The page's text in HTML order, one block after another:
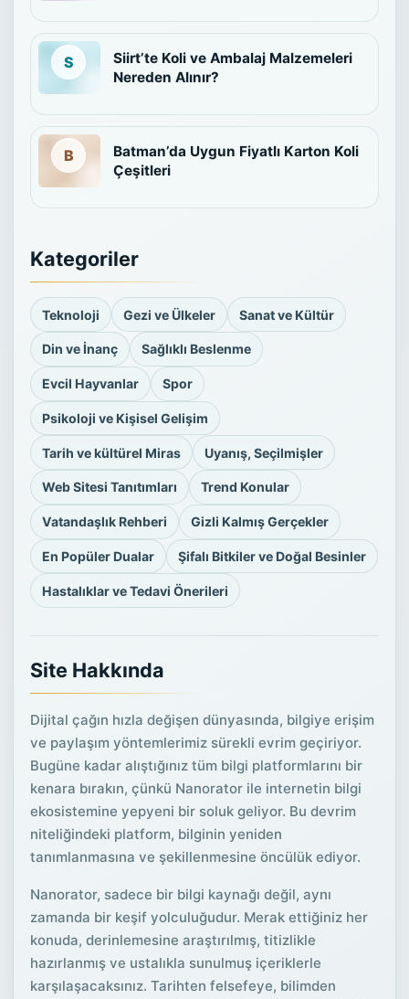
Siirt’te Koli ve Ambalaj Malzemeleri
Nereden Alınır?
Batman’da Uygun Fiyatlı Karton Koli
Çeşitleri
Kategoriler
Teknoloji Gezi ve Ülkeler Sanat ve Kültür
Din ve İnanç Sağlıklı Beslenme
Evcil Hayvanlar Spor
Psikoloji ve Kişisel Gelişim
Tarih ve kültürel Miras Uyanış, Seçilmişler
Web Sitesi Tanıtımları Trend Konular
Vatandaşlık Rehberi Gizli Kalmış Gerçekler
En Popüler Dualar Şifalı Bitkiler ve Doğal Besinler
Hastalıklar ve Tedavi Önerileri
Site Hakkında
Dijital çağın hızla değişen dünyasında, bilgiye erişim
ve paylaşım yöntemlerimiz sürekli evrim geçiriyor.
Bugüne kadar alıştığınız tüm bilgi platformlarını bir
kenara bırakın, çünkü Nanorator ile internetin bilgi
ekosistemine yepyeni bir soluk geliyor. Bu devrim
niteliğindeki platform, bilginin yeniden
tanımlanmasına ve şekillenmesine öncülük ediyor.
Nanorator, sadece bir bilgi kaynağı değil, aynı
zamanda bir keşif yolculuğudur. Merak ettiğiniz her
konuda, derinlemesine araştırılmış, titizlikle
hazırlanmış ve ustalıkla sunulmuş içeriklerle
karşılaşacaksınız. Tarihten felsefeye, bilimden